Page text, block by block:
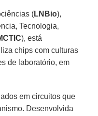
(LNBio),
Tecnologia,
), está
chips com culturas
de laboratório, em
em circuitos que
Desenvolvida